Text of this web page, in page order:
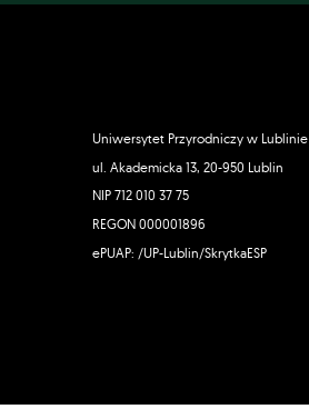
Uniwersytet Przyrodniczy w Lublinie
ul. Akademicka 13, 20-950 Lublin
NIP 712 010 37 75
REGON 000001896
ePUAP: /UP-Lublin/SkrytkaESP